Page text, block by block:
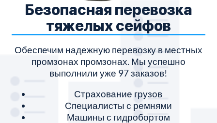
Безопасная перевозка
тяжелых сейфов
Обеспечим надежную перевозку в местных
промзонах промзонах. Мы успешно
выполнили уже 97 заказов!
Страхование грузов
Специалисты с ремнями
Машины с гидробортом